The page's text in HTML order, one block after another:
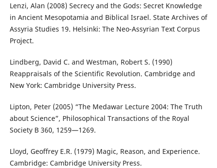
Lenzi, Alan (2008) Secrecy and the Gods: Secret Knowledge
in Ancient Mesopotamia and Biblical Israel. State Archives of
Assyria Studies 19. Helsinki: The Neo-Assyrian Text Corpus
Project.
Lindberg, David C. and Westman, Robert S. (1990)
Reappraisals of the Scientific Revolution. Cambridge and
New York: Cambridge University Press.
Lipton, Peter (2005) “The Medawar Lecture 2004: The Truth
about Science”, Philosophical Transactions of the Royal
Society B 360, 1259—1269.
Lloyd, Geoffrey E.R. (1979) Magic, Reason, and Experience.
Cambridge: Cambridge University Press.